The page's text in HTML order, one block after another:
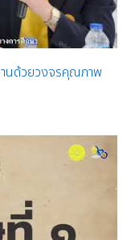
นด้วยวงจรคุณภาพ